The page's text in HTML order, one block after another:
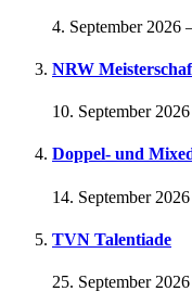
4. September 2026
NRW
10. September 2026
Doppel- und
14. September 2026
TVN Talentiade
25. September 2026